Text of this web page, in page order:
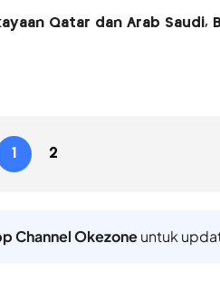
Qatar dan Arab Saudi,
1 2
Channel Okezoneuntuk